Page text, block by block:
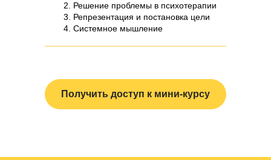
Решение проблемы в психотерапии
Репрезентация и постановка цели
Системное мышление
Получить доступ к мини-курсу